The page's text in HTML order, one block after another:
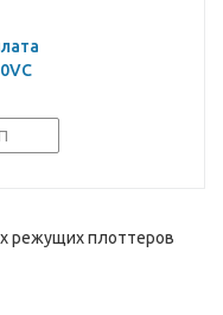
режущих плоттеров